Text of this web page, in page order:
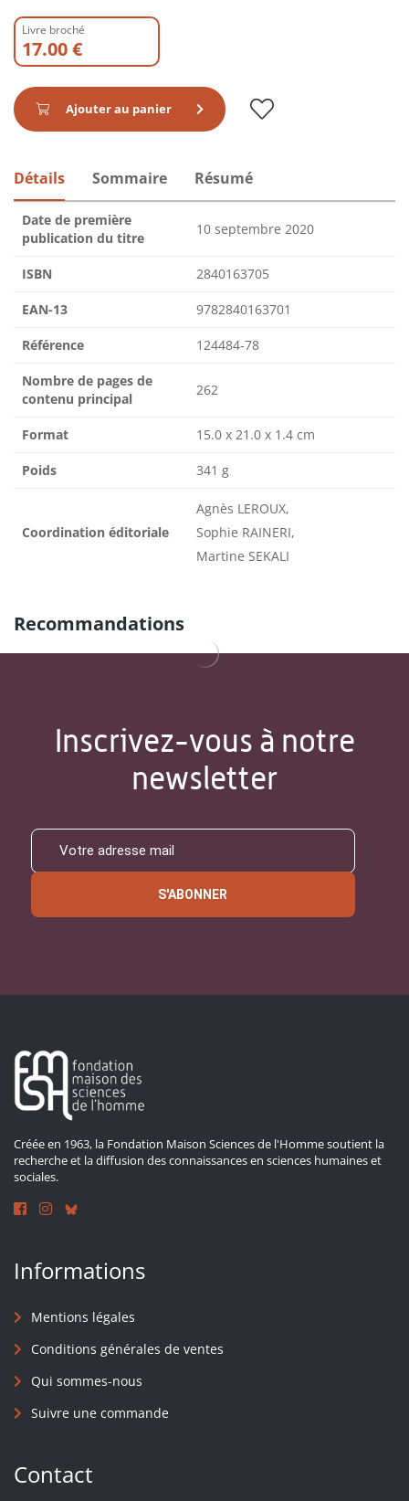
Livre broché
17.00 €
Ajouter au panier
Détails Sommaire Résumé
Date de première
publication du titre
10 septembre 2020
ISBN 2840163705
EAN-13 9782840163701
Référence 124484-78
Nombre de pages de
contenu principal
262
Format 15.0 x 21.0 x 1.4 cm
Poids 341 g
Coordination éditoriale
Agnès LEROUX,
Sophie RAINERI,
Martine SEKALI
Recommandations
Inscrivez-vous à notre
newsletter
S'ABONNER
Créée en 1963, la Fondation Maison Sciences de l'Homme soutient la
recherche et la diffusion des connaissances en sciences humaines et
sociales.
Informations
Mentions légales
Conditions générales de ventes
Qui sommes-nous
Suivre une commande
Contact